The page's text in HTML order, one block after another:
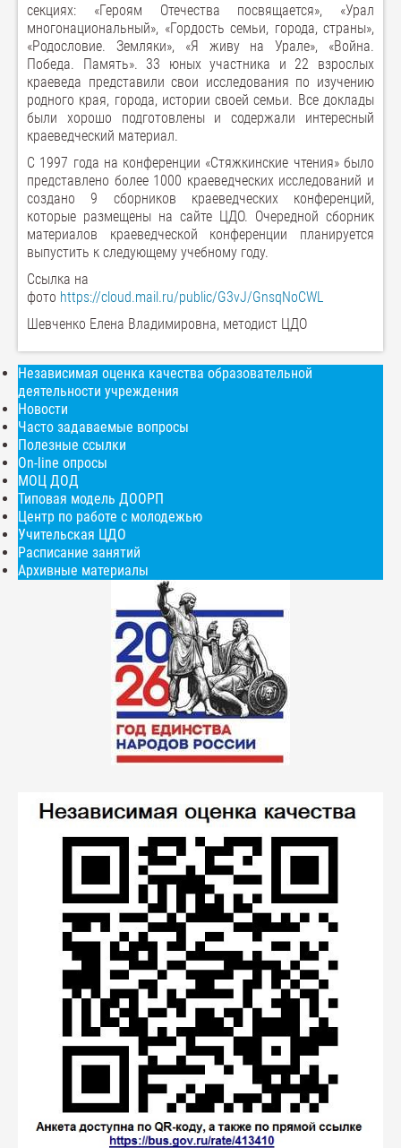
секциях: «Героям Отечества посвящается», «Урал
многонациональный», «Гордость семьи, города, страны»,
«Родословие. Земляки», «Я живу на Урале», «Война.
Победа. Память». 33 юных участника и 22 взрослых
краеведа представили свои исследования по изучению
родного края, города, истории своей семьи. Все доклады
были хорошо подготовлены и содержали интересный
краеведческий материал.
С 1997 года на конференции «Стяжкинские чтения» было
представлено более 1000 краеведческих исследований и
создано 9 сборников краеведческих конференций,
которые размещены на сайте ЦДО. Очередной сборник
материалов краеведческой конференции планируется
выпустить к следующему учебному году.
Ссылка на
фото https://cloud.mail.ru/public/G3vJ/GnsqNoCWL
Шевченко Елена Владимировна, методист ЦДО
Независимая оценка качества образовательной
деятельности учреждения
Новости
Часто задаваемые вопросы
Полезные ссылки
On-line опросы
МОЦ ДОД
Типовая модель ДООРП
Центр по работе с молодежью
Учительская ЦДО
Расписание занятий
Архивные материалы